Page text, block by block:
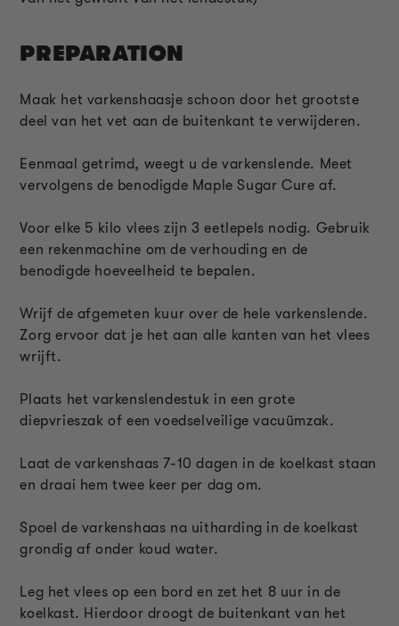
PREPARATION
Maak het varkenshaasje schoon door het grootste
deel van het vet aan de buitenkant te verwijderen.
Eenmaal getrimd, weegt u de varkenslende. Meet
vervolgens de benodigde Maple Sugar Cure af.
Voor elke 5 kilo vlees zijn 3 eetlepels nodig. Gebruik
een rekenmachine om de verhouding en de
benodigde hoeveelheid te bepalen.
Wrijf de afgemeten kuur over de hele varkenslende.
Zorg ervoor dat je het aan alle kanten van het vlees
wrijft.
Plaats het varkenslendestuk in een grote
diepvrieszak of een voedselveilige vacuümzak.
Laat de varkenshaas 7-10 dagen in de koelkast staan
en draai hem twee keer per dag om.
Spoel de varkenshaas na uitharding in de koelkast
grondig af onder koud water.
Leg het vlees op een bord en zet het 8 uur in de
koelkast. Hierdoor droogt de buitenkant van het